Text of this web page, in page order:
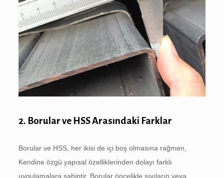
2. Borular ve HSS Arasındaki Farklar
Borular ve HSS, her ikisi de içi boş olmasına rağmen,
Kendine özgü yapısal özelliklerinden dolayı farklı
uygulamalara sahiptir. Borular öncelikle sıvıların veya